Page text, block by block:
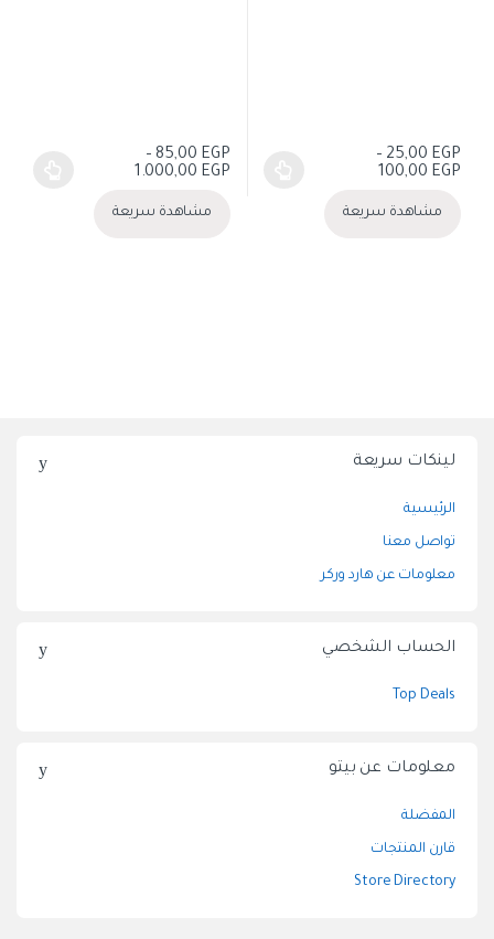
25,00 EGP
–
100,00 EGP نطاق السعر: من ⁦25,00 EGP⁩ خلال ⁦100,00 EGP⁩
هناك العديد من الأشكال المختلفة لهذا المنتج. يمكن اختيار الخيارات على
مشاهدة سريعة
85,00 EGP
–
1.000,00 EGP نطاق السعر: من ⁦85,00 EGP⁩ خلال ⁦1.000,00 EGP⁩
هناك العديد من الأشكال المختلفة
مشاهدة سريعة
لينكات سريعة
الرئيسية
تواصل معنا
معلومات عن هارد وركر
الحساب الشخصي
Top Deals
معلومات عن بيتو
المفضلة
قارن المنتجات
Store Directory